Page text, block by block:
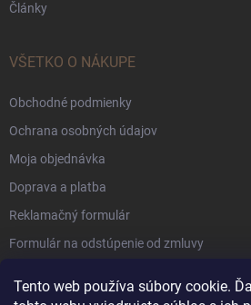
Tento web používa súbory cookie.
Články
VŠETKO O NÁKUPE
Obchodné podmienky
Ochrana osobných údajov
Moja objednávka
Doprava a platba
Reklamačný formulár
Formulár na odstúpenie od zmluvy